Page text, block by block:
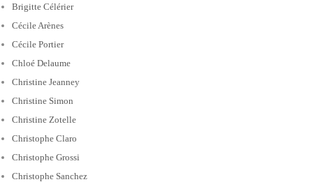
Brigitte Célérier
Cécile Arènes
Cécile Portier
Chloé Delaume
Christine Jeanney
Christine Simon
Christine Zotelle
Christophe Claro
Christophe Grossi
Christophe Sanchez